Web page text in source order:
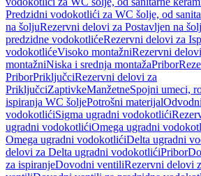
Predzidni vodokotlići za WC šolje, od
na šoljuRezervni delovi za Postavljen na
predzidne vodokotlićeRezervni delovi za
vodokotlićeVisoko montažniRezervni
montažniNiska i srednja montažaPribor
PriborPriključciRezervni delovi za
PriključciZaptivkeManžetneSpojni umeci,
ispiranja WC šoljePotrošni materijal
vodokotlićiSigma ugradni vodokotlići
ugradni vodokotlićiOmega ugradni
Omega ugradni vodokotlićiDelta ugradni
delovi za Delta ugradni vodokotlićiPribor
za ispiranjeDovodni ventiliRezervni delovi